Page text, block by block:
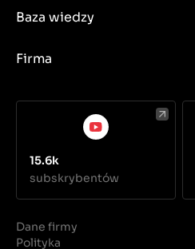
Baza wiedzy
Firma
15.6k
subskrybentów
Dane firmy
Polityka